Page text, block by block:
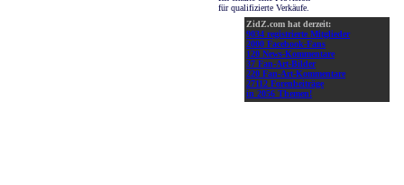
für qualifizierte Verkäufe.
ZidZ.com hat derzeit:
9034 registrierte Mitglieder
2000 Facebook-Fans
120 News-Kommentare
37 Fan-Art-Bilder
220 Fan-Art-Kommentare
27112 Forenbeiträge
in 2056 Themen!